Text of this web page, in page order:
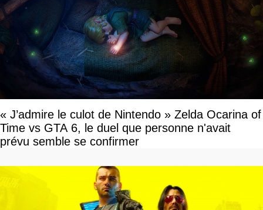
« J’admire le culot de Nintendo » Zelda Ocarina of
Time vs GTA 6, le duel que personne n'avait
prévu semble se confirmer